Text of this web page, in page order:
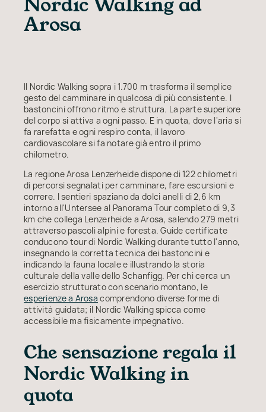
Arosa
Il Nordic Walking sopra i 1.700 m trasforma il semplice
gesto del camminare in qualcosa di più consistente. I
bastoncini offrono ritmo e struttura. La parte superiore
del corpo si attiva a ogni passo. E in quota, dove l'aria si
fa rarefatta e ogni respiro conta, il lavoro
cardiovascolare si fa notare già entro il primo
chilometro.
La regione Arosa Lenzerheide dispone di 122 chilometri
di percorsi segnalati per camminare, fare escursioni e
correre. I sentieri spaziano da dolci anelli di 2,6 km
intorno all'Untersee al Panorama Tour completo di 9,3
km che collega Lenzerheide a Arosa, salendo 279 metri
attraverso pascoli alpini e foresta. Guide certificate
conducono tour di Nordic Walking durante tutto l'anno,
insegnando la corretta tecnica dei bastoncini e
indicando la fauna locale e illustrando la storia
culturale della valle dello Schanfigg. Per chi cerca un
esercizio strutturato con scenario montano, le
esperienze a Arosa comprendono diverse forme di
attività guidata; il Nordic Walking spicca come
accessibile ma fisicamente impegnativo.
Che sensazione regala il
Nordic Walking in
quota